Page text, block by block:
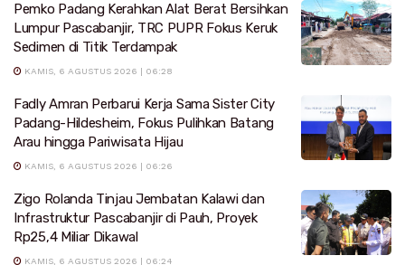
Pemko Padang Kerahkan Alat Berat Bersihkan
Lumpur Pascabanjir, TRC PUPR Fokus Keruk
Sedimen di Titik Terdampak
KAMIS, 6 AGUSTUS 2026 | 06:28
Fadly Amran Perbarui Kerja Sama Sister City
Padang-Hildesheim, Fokus Pulihkan Batang
Arau hingga Pariwisata Hijau
KAMIS, 6 AGUSTUS 2026 | 06:26
Zigo Rolanda Tinjau Jembatan Kalawi dan
Infrastruktur Pascabanjir di Pauh, Proyek
Rp25,4 Miliar Dikawal
KAMIS, 6 AGUSTUS 2026 | 06:24